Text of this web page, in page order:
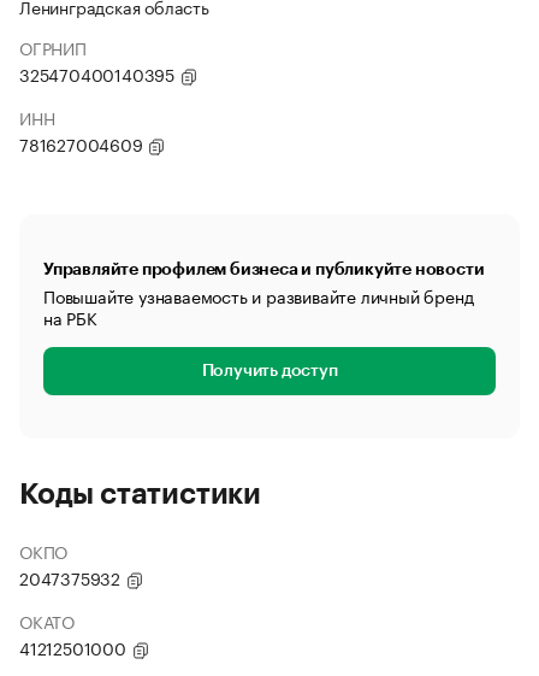
Ленинградская область
ОГРНИП
325470400140395
ИНН
781627004609
Управляйте профилем бизнеса и публикуйте новости
Повышайте узнаваемость и развивайте личный бренд
на РБК
Получить доступ
Коды статистики
ОКПО
2047375932
ОКАТО
41212501000